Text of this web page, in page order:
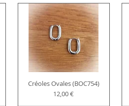
Créoles Ovales (BOC754)
Prix
12,00 €